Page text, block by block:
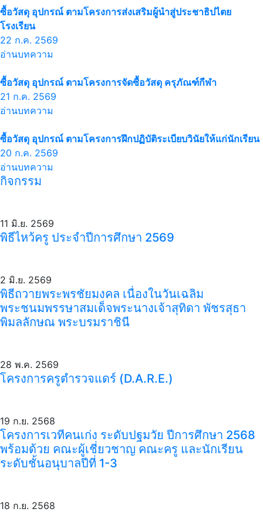
ซื้อวัสดุ อุปกรณ์ ตามโครงการส่งเสริมผู้นำสู่ประชาธิปไตย
โรงเรียน
22 ก.ค. 2569
อ่านบทความ
ซื้อวัสดุ อุปกรณ์ ตามโครงการจัดซื้อวัสดุ ครุภัณฑ์กีฬา
21 ก.ค. 2569
อ่านบทความ
ซื้อวัสดุ อุปกรณ์ ตามโครงการฝึกปฏิบัติระเบียบวินัยให้แก่นักเรียน
20 ก.ค. 2569
อ่านบทความ
กิจกรรม
11 มิ.ย. 2569
พิธีไหว้ครู ประจำปีการศึกษา 2569
2 มิ.ย. 2569
พิธีถวายพระพรชัยมงคล เนื่องในวันเฉลิม
พระชนมพรรษาสมเด็จพระนางเจ้าสุทิดา พัชรสุธา
พิมลลักษณ พระบรมราชินี
28 พ.ค. 2569
โครงการครูตำรวจแดร์ (D.A.R.E.)
19 ก.ย. 2568
โครงการเวทีคนเก่ง ระดับปฐมวัย ปีการศึกษา 2568
พร้อมด้วย คณะผู้เชี่ยวชาญ คณะครู และนักเรียน
ระดับชั้นอนุบาลปีที่ 1-3
18 ก.ย. 2568